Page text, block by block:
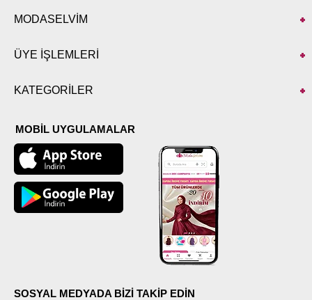
MODASELVİM
ÜYE İŞLEMLERİ
KATEGORİLER
MOBİL UYGULAMALAR
SOSYAL MEDYADA BİZİ TAKİP EDİN